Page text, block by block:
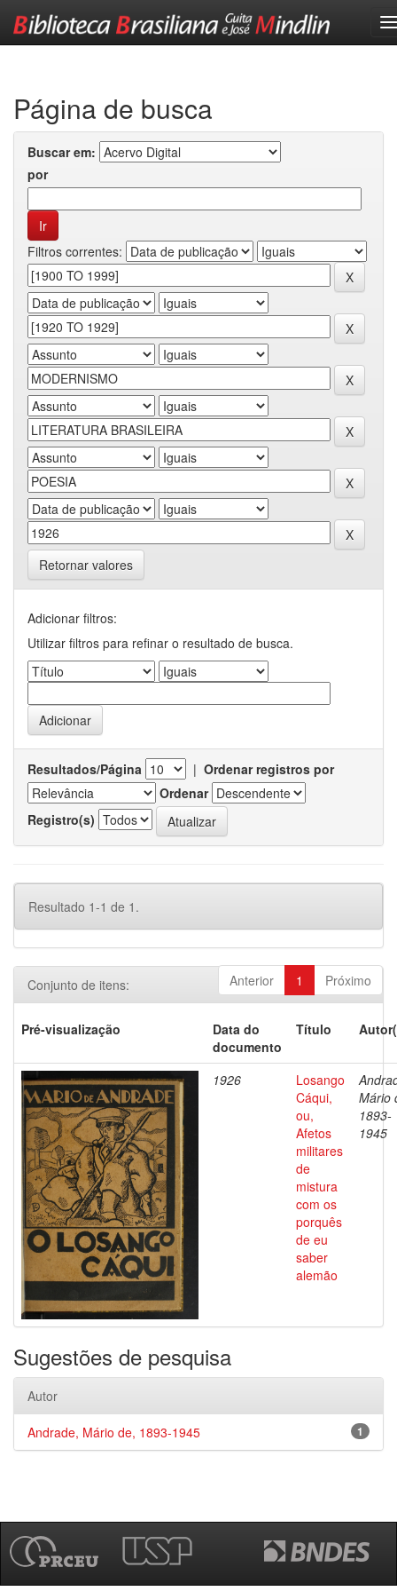
Página de busca
Buscar em:
por
Filtros correntes:
Retornar valores
Adicionar filtros:
Utilizar filtros para refinar o resultado de busca.
Resultados/Página | Ordenar registros por
Ordenar
Registro(s)
Resultado 1-1 de 1.
Anterior 1 Próximo
Conjunto de itens:
Pré-visualização
Data do
documento
Título
1926
Losango
Cáqui,
ou,
Afetos
militares
de
mistura
com os
porquês
de eu
saber
alemão
Mário
1893-
1945
Sugestões de pesquisa
Autor
1
Andrade, Mário de, 1893-1945